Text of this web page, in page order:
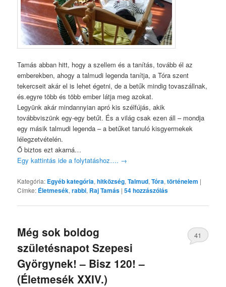
Tamás abban hitt, hogy a szellem és a tanítás, tovább él az
emberekben, ahogy a talmudi legenda tanítja, a Tóra szent
tekercseit akár el is lehet égetni, de a betűk mindig tovaszállnak,
és.egyre több és több ember látja meg azokat.
Legyünk akár mindannyian apró kis szélfújás, akik
továbbviszünk egy-egy betűt. És a világ csak ezen áll – mondja
egy másik talmudi legenda – a betűket tanuló kisgyermekek
lélegzetvételén.
Ő biztos ezt akarná…
Egy kattintás ide a folytatáshoz…. →
Kategória: Egyéb kategória,hitközség,Talmud,Tóra,történelem |
Címke: Életmesék,rabbi, Raj Tamás |54hozzászólás
Még sok boldog
születésnapot Szepesi
Györgynek! – Bisz 120! –
(Életmesék XXIV.)
41